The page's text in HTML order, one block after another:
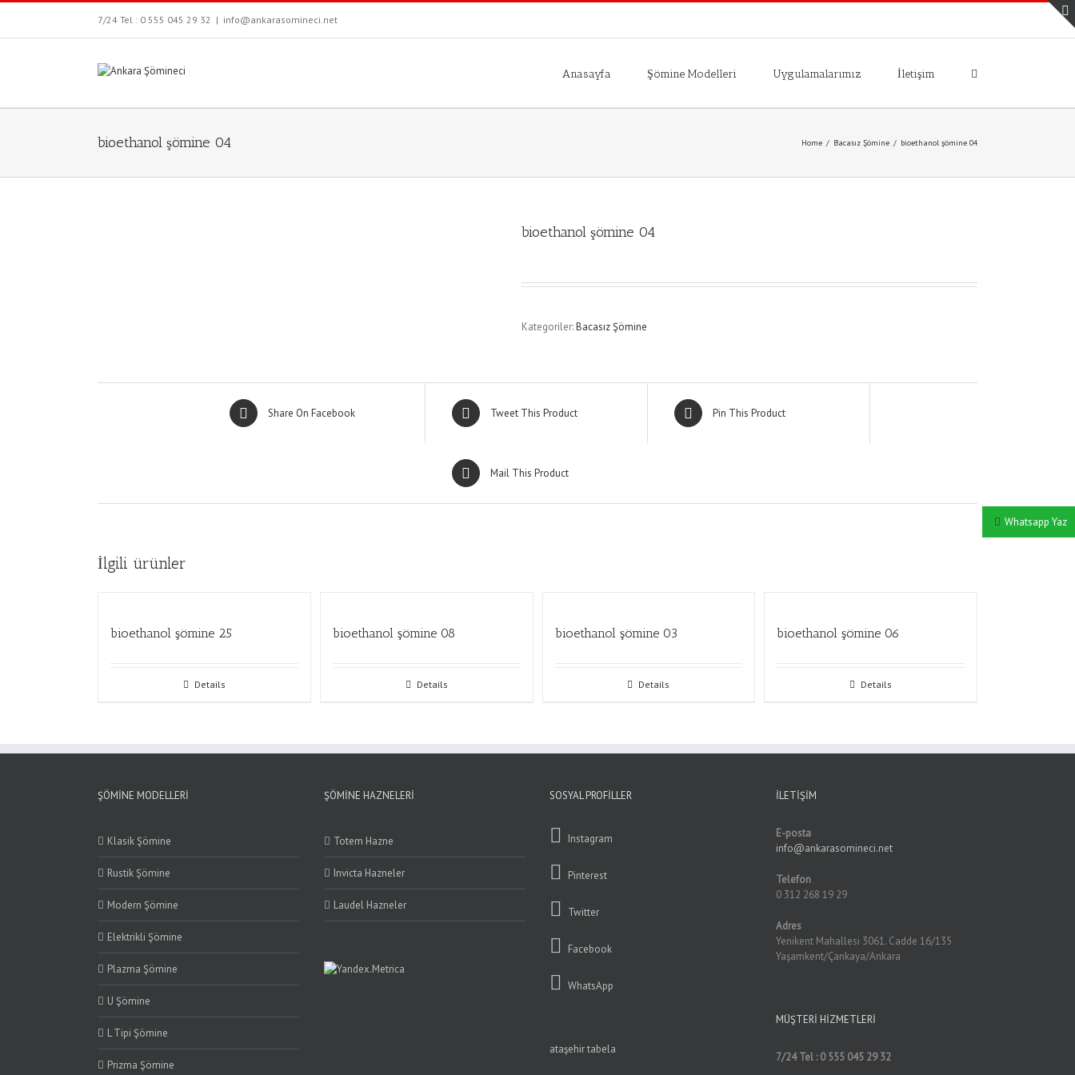
7/24 Tel : 0 555 045 29 32 | info@ankarasomineci.net
Anasayfa Şömine Modelleri Uygulamalarımız İletişim
bioethanol şömine 04 Home / Bacasız Şömine / bioethanol şömine 04
bioethanol şömine 04
Kategoriler:Bacasız Şömine
Share On Facebook Tweet This Product Pin This Product
Mail This Product
İlgili ürünler
bioethanol şömine 25
Details
bioethanol şömine 08
Details
bioethanol şömine 03
Details
bioethanol şömine 06
Details
ŞÖMINE MODELLERI
Klasik Şömine
Rustik Şömine
Modern Şömine
Elektrikli Şömine
Plazma Şömine
U Şömine
L Tipi Şömine
Prizma Şömine
ŞÖMINE HAZNELERI
Totem Hazne
Invicta Hazneler
Laudel Hazneler
SOSYAL PROFILLER
Instagram
Pinterest
Twitter
Facebook
WhatsApp
ataşehir tabela
İLETIŞIM
E-posta
info@ankarasomineci.net
Telefon
0 312 268 19 29
Adres
Yenikent Mahallesi 3061. Cadde 16/135
Yaşamkent/Çankaya/Ankara
MÜŞTERI HIZMETLERI
7/24 Tel : 0 555 045 29 32
Whatsapp Yaz